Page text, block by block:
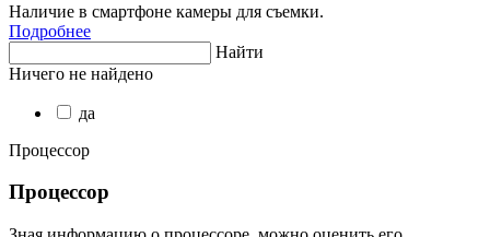
Наличие в смартфоне камеры для съемки.
Подробнее
Найти
Ничего не найдено
да
Процессор
Процессор